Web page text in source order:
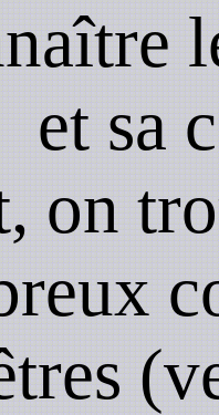
et sa
on